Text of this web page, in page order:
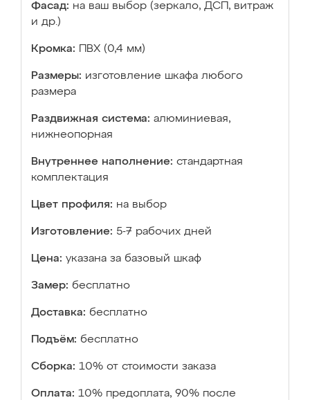
Фасад: на ваш выбор (зеркало, ДСП, витраж
и др.)
Кромка: ПВХ (0,4 мм)
Размеры: изготовление шкафа любого
размера
Раздвижная система: алюминиевая,
нижнеопорная
Внутреннее наполнение: стандартная
комплектация
Цвет профиля: на выбор
Изготовление: 5-7 рабочих дней
Цена: указана за базовый шкаф
Замер: бесплатно
Доставка: бесплатно
Подъём: бесплатно
Сборка: 10% от стоимости заказа
Оплата: 10% предоплата, 90% после